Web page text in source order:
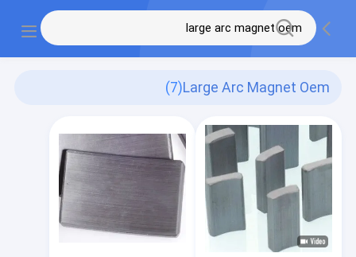
Large Arc Magnet Oem
(7)